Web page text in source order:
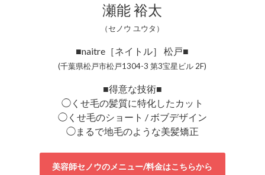
瀬能 裕太
（セノウ ユウタ）
■naitre［ネイトル］ 松戸■
(千葉県松戸市松戸1304-3 第3宝星ビル 2F)
■得意な技術■
◯くせ毛の髪質に特化したカット
◯くせ毛のショート / ボブデザイン
◯まるで地毛のような美髪矯正
美容師セノウのメニュー/料金はこちらから